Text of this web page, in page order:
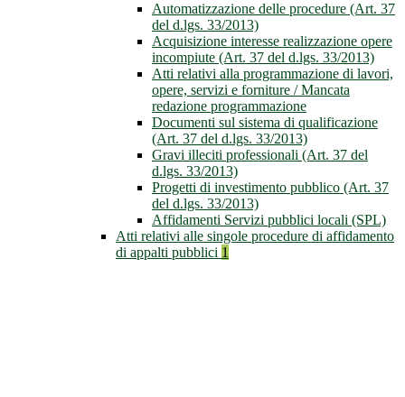
Automatizzazione delle procedure (Art. 37
del d.lgs. 33/2013)
Acquisizione interesse realizzazione opere
incompiute (Art. 37 del d.lgs. 33/2013)
Atti relativi alla programmazione di lavori,
opere, servizi e forniture / Mancata
redazione programmazione
Documenti sul sistema di qualificazione
(Art. 37 del d.lgs. 33/2013)
Gravi illeciti professionali (Art. 37 del
d.lgs. 33/2013)
Progetti di investimento pubblico (Art. 37
del d.lgs. 33/2013)
Affidamenti Servizi pubblici locali (SPL)
Atti relativi alle singole procedure di affidamento
di appalti pubblici 1